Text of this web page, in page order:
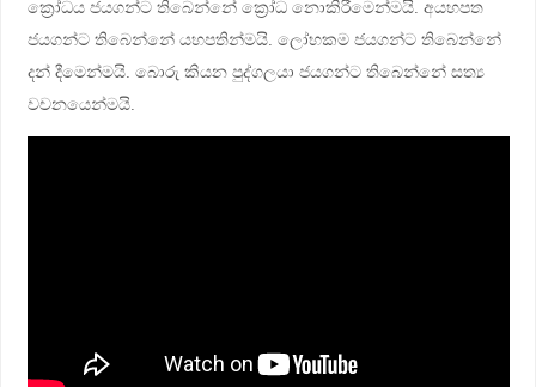
ක්‍රෝධය ජයගන්ට තිබෙන්නේ ක්‍රෝධ නොකිරීමෙන්මයි. අයහපත
ජයගන්ට තිබෙන්නේ යහපතින්මයි. ලෝභකම ජයගන්ට තිබෙන්නේ
දන් දීමෙන්මයි. බොරු කියන පුද්ගලයා ජයගන්ට තිබෙන්නේ සත්‍ය
වචනයෙන්මයි.